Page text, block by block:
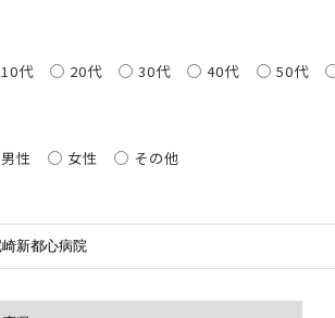
10代 20代 30代 40代 50代
男性 女性 その他